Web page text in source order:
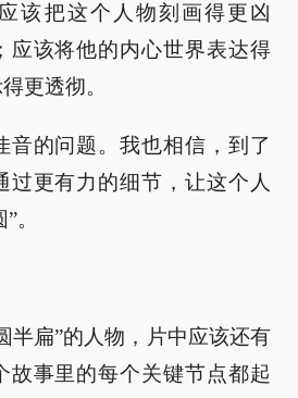
该把这个人物刻画得更凶
应该将他的内心世界表达得
更透彻。
音的问题。我也相信，到了
过更有力的细节，让这个人
。
半扁”的人物，片中应该还有
故事里的每个关键节点都起